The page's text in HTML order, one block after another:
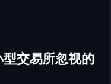
交易所忽视的